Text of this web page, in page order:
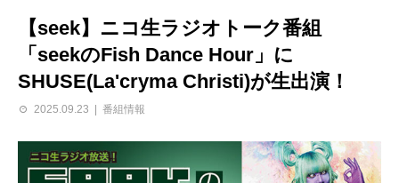
【seek】ニコ生ラジオトーク番組
「seekのFish Dance Hour」に
SHUSE(La'cryma Christi)が生出演！
2025.09.23 番組情報